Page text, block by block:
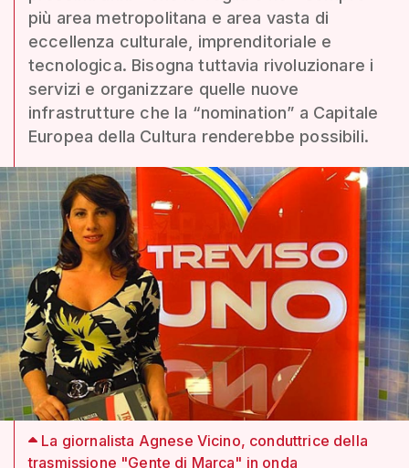
più area metropolitana e area vasta di
eccellenza culturale, imprenditoriale e
tecnologica. Bisogna tuttavia rivoluzionare i
servizi e organizzare quelle nuove
infrastrutture che la “nomination” a Capitale
Europea della Cultura renderebbe possibili.
La giornalista Agnese Vicino, conduttrice della
trasmissione "Gente di Marca" in onda